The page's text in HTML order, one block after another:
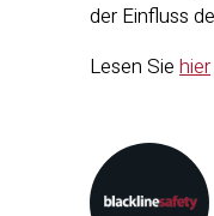
der Einfluss
Lesen Sie hier